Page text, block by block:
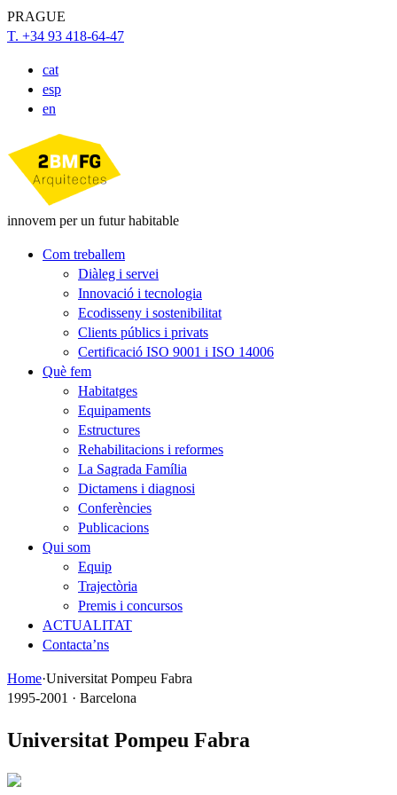
PRAGUE
T. +34 93 418-64-47
cat
esp
en
innovem per un futur habitable
Com treballem
Diàleg i servei
Innovació i tecnologia
Ecodisseny i sostenibilitat
Clients públics i privats
Certificació ISO 9001 i ISO 14006
Què fem
Habitatges
Equipaments
Estructures
Rehabilitacions i reformes
La Sagrada Família
Dictamens i diagnosi
Conferències
Publicacions
Qui som
Equip
Trajectòria
Premis i concursos
ACTUALITAT
Contacta’ns
Home·Universitat Pompeu Fabra
1995-2001 · Barcelona
Universitat Pompeu Fabra